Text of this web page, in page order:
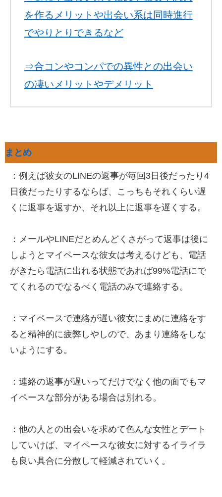
を作るメリットや出会い系は同時進行
でやりとりできるなど
⇒合コンやコンパでの異性との出会い
の凄いメリットやデメリット
まとめ
：例えば彼女のLINEの返事が毎回3日後だったり4
日後だったりするならば、こっちもそれくらい遅
くに返事を返すか、それ以上に返事を遅くする。
：メールやLINEだとめんどくさがって返事は後に
しようとマイペースな彼女は考えるけども、電話
がきたら電話に出れる状態であれば99%電話にで
てくれるのでなるべく電話のみで連絡する。
：マイペースで連絡が遅い彼女にまめに連絡をす
ると精神的に疲弊しやしので、あまり連絡をしな
いようにする。
：連絡の返事が遅いってだけでなく他の面でもマ
イペースな部分がある場合は別れる。
：他の人との出会いを求めて色んな女性とデート
していけば、マイペースな彼女に対するイライラ
も良い具合に分散して軽減されていく。